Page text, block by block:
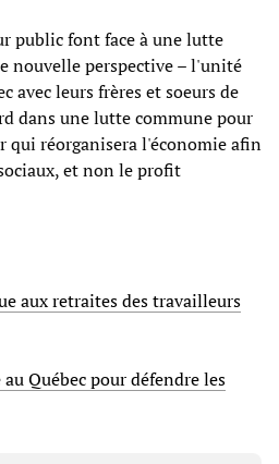
public font face à une lutte
nouvelle perspective – l'unité
avec leurs frères et soeurs de
dans une lutte commune pour
qui réorganisera l'économie afin
et non le profit
aux retraites des travailleurs
Québec pour défendre les